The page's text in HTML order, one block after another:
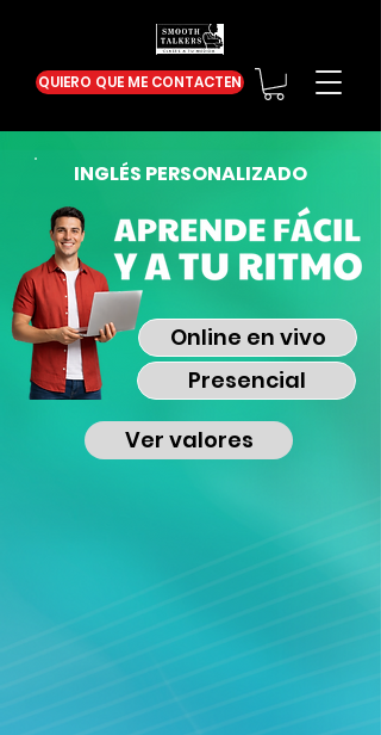
QUIERO QUE ME CONTACTEN
INGLÉS PERSONALIZADO
Online en vivo
Presencial
Ver valores